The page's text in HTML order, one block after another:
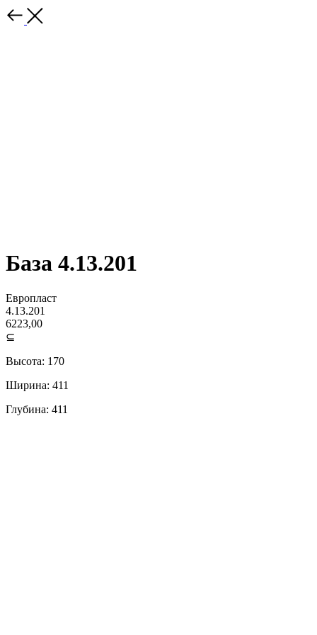
База 4.13.201
Европласт
4.13.201
6223,00
⊆
Высота: 170
Ширина: 411
Глубина: 411